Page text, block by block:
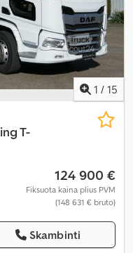
1 / 15
T-
124 900 €
Fiksuota kaina plius PVM
(148 631 € bruto)
Skambinti